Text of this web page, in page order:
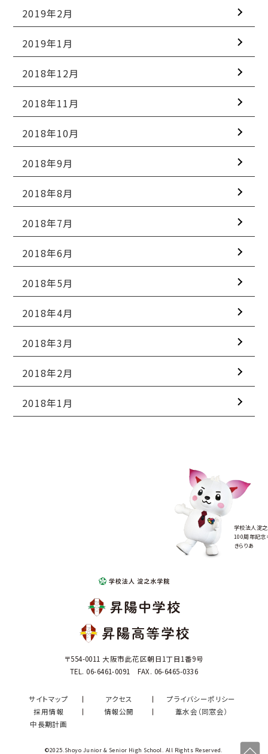
2019年2月
2019年1月
2018年12月
2018年11月
2018年10月
2018年9月
2018年8月
2018年7月
2018年6月
2018年5月
2018年4月
2018年3月
2018年2月
2018年1月
学校法人淀
100周年記念
きらりあ
〒554-0011 大阪市此花区朝日1丁目1番9号
TEL. 06-6461-0091 FAX. 06-6465-0336
サイトマップ アクセス
プライバシーポリシー
採用情報
情報公開
葦水会（同窓会）
中長期計画
©2025.Shoyo Junior & Senior High School. All Rights Reserved.